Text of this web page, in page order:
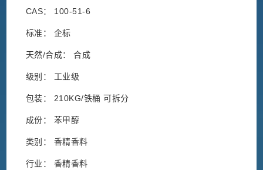
CAS： 100-51-6
标准： 企标
天然/合成： 合成
级别： 工业级
包装： 210KG/铁桶 可拆分
成份： 苯甲醇
类别： 香精香料
行业： 香精香料